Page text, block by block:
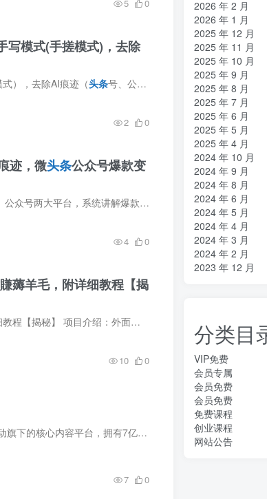
5 0
模式(手搓模式)，去除
），去除AI痕迹（头条号、公众号、百家号） 课程介绍刘YC·AI写作陪跑3.0自媒体微头条+文章，AI写作品，去除AI痕...
2 0
迹，微头条公众号爆款变
、公众号两大平台，系统讲解爆款作品特征、写作思维、钩子技巧与仿写方法。课程涵盖账号设置、养号规则、素材库搭建、...
4 0
薅羊毛，附详细教程【揭
日头条创作者AI全自动挂机，ai自动采集素材、自动去重...
10 0
只要你的内容优质、垂直、互动高，就能获得大量曝光，这意...
7 0
2026 年 2 月
2026 年 1 月
2025 年 12 月
2025 年 11 月
2025 年 10 月
2025 年 9 月
2025 年 8 月
2025 年 7 月
2025 年 6 月
2025 年 5 月
2025 年 4 月
2024 年 10 月
2024 年 9 月
2024 年 8 月
2024 年 6 月
2024 年 5 月
2024 年 4 月
2024 年 3 月
2024 年 2 月
2023 年 12 月
分类目
VIP免费
会员专属
会员免费
会员免费
免费课程
创业课程
网站公告